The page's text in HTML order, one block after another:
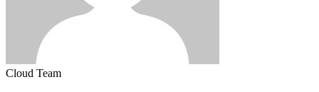
Cloud Team